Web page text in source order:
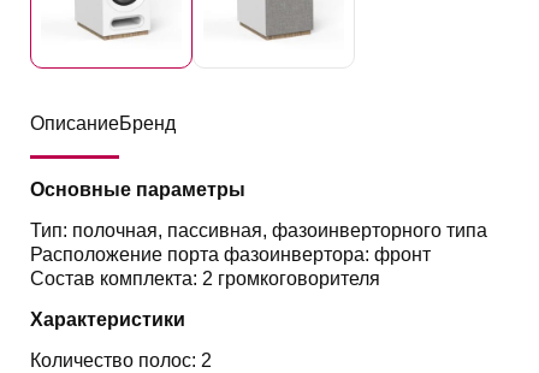
ОписаниеБренд
Основные параметры
Тип: полочная, пассивная, фазоинверторного типа
Расположение порта фазоинвертора: фронт
Состав комплекта: 2 громкоговорителя
Характеристики
Количество полос: 2